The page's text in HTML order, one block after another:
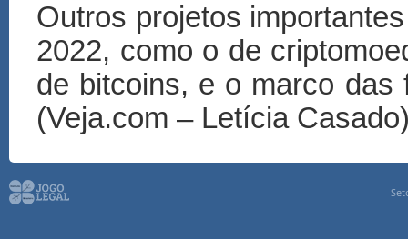
Outros projetos
2022, como o de
de bitcoins, e o marco das
(Veja.com – Letícia